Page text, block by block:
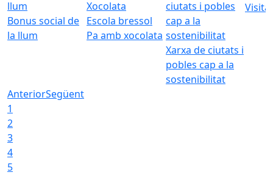
Bonus social de
la llum
Escola bressol
Pa amb xocolata
Xarxa de ciutats i
pobles cap a la
sostenibilitat
Visita
AnteriorSegüent
1
2
3
4
5